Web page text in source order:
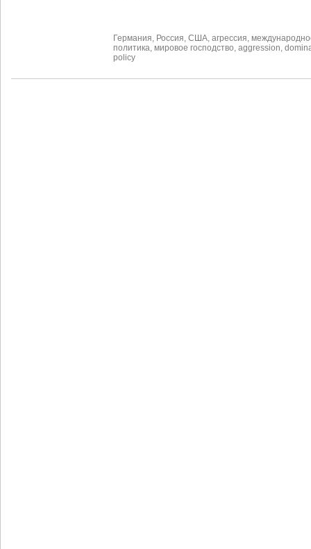
Германия Россия США агрессия
политика мировое господство aggression
policy